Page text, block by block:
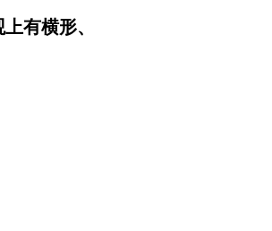
有横形、